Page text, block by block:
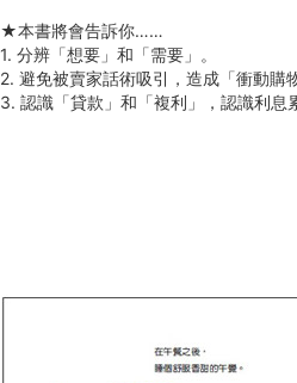
★本書將會告訴你……
1. 分辨「想要」和「需要」。
2. 避免被賣家話術吸引，造成「衝動購
3. 認識「貸款」和「複利」，認識利息